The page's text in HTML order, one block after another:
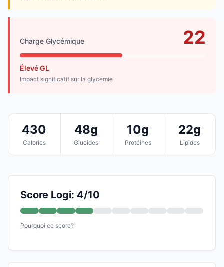
Charge Glycémique 22
Élevé GL
Impact significatif sur la glycémie
430
Calories
48g
Glucides
10g
Protéines
22g
Lipides
Score Logi: 4/10
Pourquoi ce score?